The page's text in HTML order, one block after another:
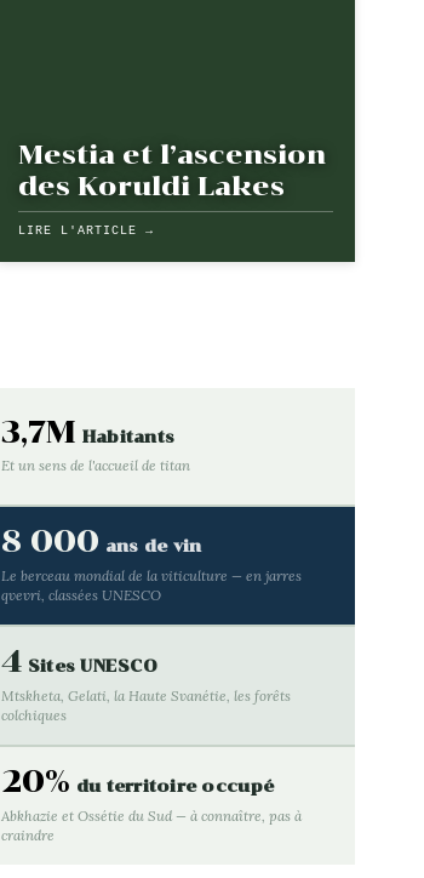
Mestia et l’ascension
des Koruldi Lakes
LIRE L'ARTICLE →
3,7M Habitants
Et un sens de l'accueil de titan
8 000 ans de vin
Le berceau mondial de la viticulture — en jarres
qvevri, classées UNESCO
4 Sites UNESCO
Mtskheta, Gelati, la Haute Svanétie, les forêts
colchiques
20% du territoire occupé
Abkhazie et Ossétie du Sud — à connaître, pas à
craindre